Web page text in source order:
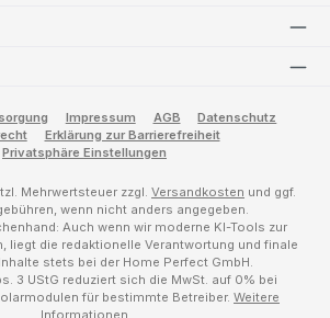
Impressum AGB
Datenschutz
Erklärung zur Barrierefreiheit
Privatsphäre Einstellungen
Mehrwertsteuer zzgl. Versandkosten und ggf.
wenn nicht anders angegeben.
Auch wenn wir moderne KI-Tools zur
liegt die redaktionelle Verantwortung und finale
stets bei der Home Perfect GmbH.
3 UStG reduziert sich die MwSt. auf 0% bei
für bestimmte Betreiber. Weitere
Informationen